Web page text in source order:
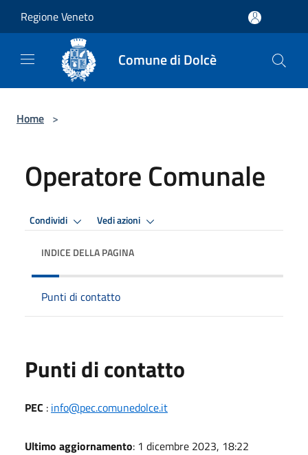
Regione Veneto
Comune di Dolcè
Home >
Operatore Comunale
Condividi Vedi azioni
INDICE DELLA PAGINA
Punti di contatto
Punti di contatto
PEC : info@pec.comunedolce.it
Ultimo aggiornamento: 1 dicembre 2023, 18:22